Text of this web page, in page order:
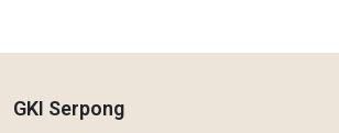
GKI Serpong